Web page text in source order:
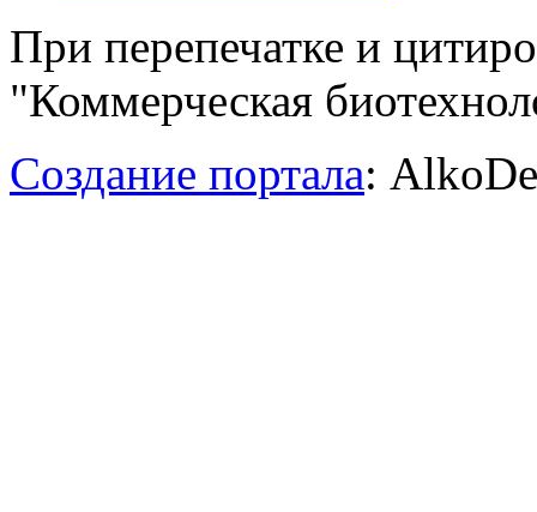
При перепечатке и
"Коммерческая
Создание портала: